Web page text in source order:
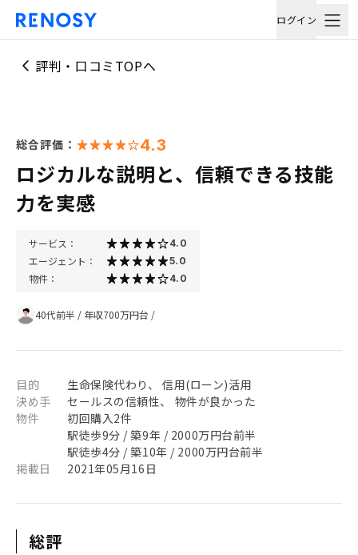
ログイン
評判・口コミTOPへ
総合評価： 4.3
ロジカルな説明と、信頼できる技能
力を実感
サービス： 4.0
エージェント： 5.0
物件： 4.0
40代前半 / 年収700万円台 /
目的
生命保険代わり、 信用(ローン)活用
決め手
セールスの信頼性、 物件が良かった
物件
初回購入2件
駅徒歩9分 / 築9年 / 2000万円台前半
駅徒歩4分 / 築10年 / 2000万円台前半
掲載日
2021年05月16日
総評